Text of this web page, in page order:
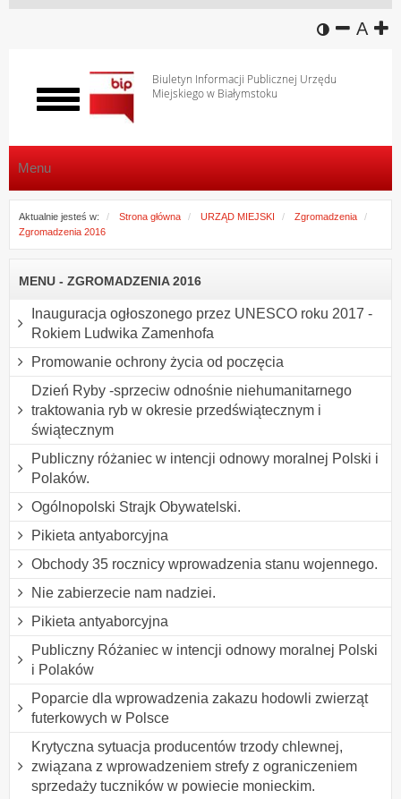
wersja
A
Biuletyn Informacji Publicznej Urzędu
Miejskiego w Białymstoku
Włącz
menu
Menu
Aktualnie jesteś w: Strona główna URZĄD MIEJSKI
Zgromadzenia
Zgromadzenia 2016
MENU - ZGROMADZENIA 2016
Inauguracja ogłoszonego przez UNESCO roku 2017 -
Rokiem Ludwika Zamenhofa
Promowanie ochrony życia od poczęcia
Dzień Ryby -sprzeciw odnośnie niehumanitarnego
traktowania ryb w okresie przedświątecznym i
świątecznym
Publiczny różaniec w intencji odnowy moralnej Polski i
Polaków.
Ogólnopolski Strajk Obywatelski.
Pikieta antyaborcyjna
Obchody 35 rocznicy wprowadzenia stanu wojennego.
Nie zabierzecie nam nadziei.
Pikieta antyaborcyjna
Publiczny Różaniec w intencji odnowy moralnej Polski
i Polaków
Poparcie dla wprowadzenia zakazu hodowli zwierząt
futerkowych w Polsce
Krytyczna sytuacja producentów trzody chlewnej,
związana z wprowadzeniem strefy z ograniczeniem
sprzedaży tuczników w powiecie monieckim.